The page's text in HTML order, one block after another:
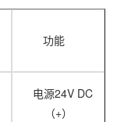
功能
电源24V DC
（+）